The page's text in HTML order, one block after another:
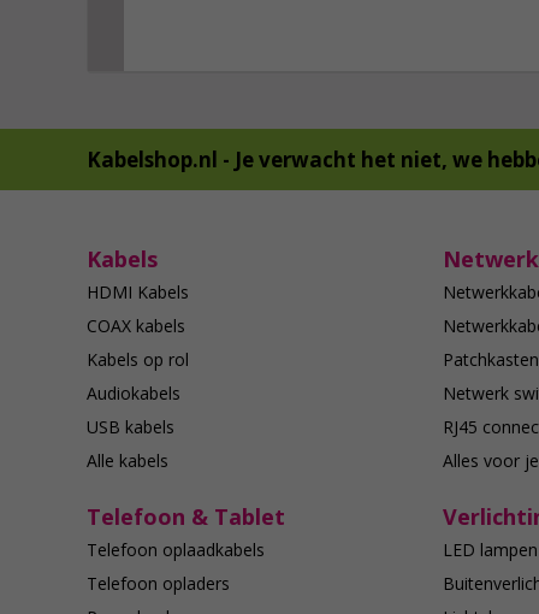
Kabelshop.nl - Je verwacht het niet, we
Kabels
HDMI Kabels
COAX kabels
Kabels op rol
Audiokabels
USB kabels
Alle kabels
Netwerk
Patchkasten
Netwerk
RJ45
Alles voor
Telefoon & Tablet
Telefoon oplaadkabels
Telefoon opladers
LED lampen